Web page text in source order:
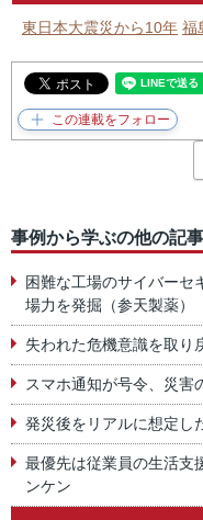
東日本大震災から10年 福
事例から学ぶの他の記事
困難な工場のサイバーセ
場力を発掘（参天製薬）
失われた危機意識を取
スマホ通知が号令、災害
発災後をリアルに想定し
最優先は従業員の生活
ンケン